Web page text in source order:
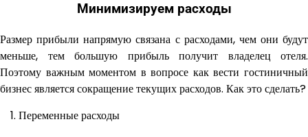
Минимизируем расходы
Размер прибыли напрямую связана с расходами, чем они будут
меньше, тем большую прибыль получит владелец отеля.
Поэтому важным моментом в вопросе как вести гостиничный
бизнес является сокращение текущих расходов. Как это сделать?
Переменные расходы